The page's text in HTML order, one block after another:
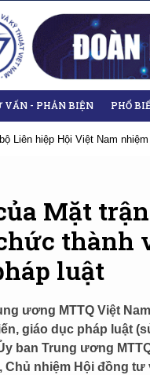
VẤN - PHẢN BIỆN PHỔ
Sự kiện tiêu biểu
Mặt
thành
luật
ương MTTQ Việt
giáo dục pháp luật
ban Trung ương
nhiệm Hội đồng tư